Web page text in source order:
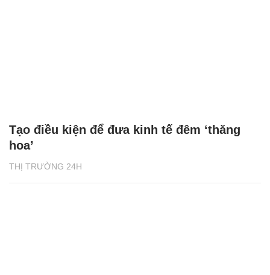
THỊ TRƯỜNG 24H
Tạo điều kiện để đưa kinh tế đêm ‘thăng
hoa’